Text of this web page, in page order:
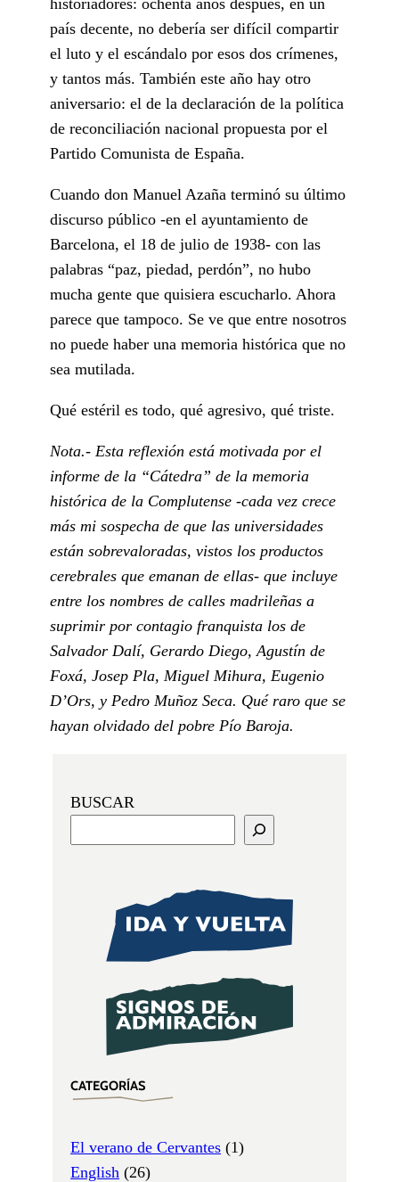
país decente, no debería ser difícil compartir
el luto y el escándalo por esos dos crímenes,
y tantos más. También este año hay otro
aniversario: el de la declaración de la política
de reconciliación nacional propuesta por el
Partido Comunista de España.
Cuando don Manuel Azaña terminó su último
discurso público -en el ayuntamiento de
Barcelona, el 18 de julio de 1938- con las
palabras “paz, piedad, perdón”, no hubo
mucha gente que quisiera escucharlo. Ahora
parece que tampoco. Se ve que entre nosotros
no puede haber una memoria histórica que no
sea mutilada.
Qué estéril es todo, qué agresivo, qué triste.
Nota.- Esta reflexión está motivada por el
informe de la “Cátedra” de la memoria
histórica de la Complutense -cada vez crece
más mi sospecha de que las universidades
están sobrevaloradas, vistos los productos
cerebrales que emanan de ellas- que incluye
entre los nombres de calles madrileñas a
suprimir por contagio franquista los de
Salvador Dalí, Gerardo Diego, Agustín de
Foxá, Josep Pla, Miguel Mihura, Eugenio
D’Ors, y Pedro Muñoz Seca. Qué raro que se
hayan olvidado del pobre Pío Baroja.
BUSCAR
CATEGORÍAS
El verano de Cervantes (1)
English (26)